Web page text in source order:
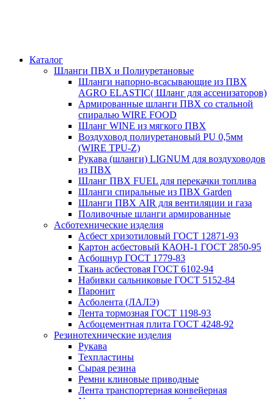
Каталог
Шланги ПВХ и Полиуретановые
Шланги напорно-всасывающие из ПВХ
AGRO ELASTIC( Шланг для ассенизаторов)
Армированные шланги ПВХ со стальной
спиралью WIRE FOOD
Шланг WINE из мягкого ПВХ
Воздуховод полиуретановый PU 0,5мм
(WIRE TPU-Z)
Рукава (шланги) LIGNUM для воздуховодов
из ПВХ
Шланг ПВХ FUEL для перекачки топлива
Шланги спиральные из ПВХ Garden
Шланги ПВХ AIR для вентиляции и газа
Поливочные шланги армированные
Асботехнические изделия
Асбест хризотиловый ГОСТ 12871-93
Картон aсбестовый КАОН-1 ГОСТ 2850-95
Асбошнур ГОСТ 1779-83
Ткань асбестовая ГОСТ 6102-94
Набивки сальниковые ГОСТ 5152-84
Паронит
Асболента (ЛАЛЭ)
Лента тормозная ГОСТ 1198-93
Асбоцементная плита ГОСТ 4248-92
Резинотехнические изделия
Рукава
Техпластины
Сырая резина
Ремни клиновые приводные
Лента транспортерная конвейерная